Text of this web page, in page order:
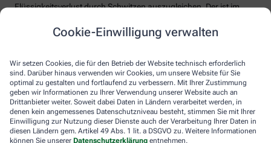
Cookie-Einwilligung verwalten
Wir setzen Cookies, die für den Betrieb der Website technisch erforderlich
sind. Darüber hinaus verwenden wir Cookies, um unsere Website für Sie
optimal zu gestalten und fortlaufend zu verbessern. Mit Ihrer Zustimmung
geben wir Informationen zu Ihrer Verwendung unserer Website auch an
Drittanbieter weiter. Soweit dabei Daten in Ländern verarbeitet werden, in
denen kein angemessenes Datenschutzniveau besteht, stimmen Sie mit Ihrer
Einwilligung zur Nutzung dieser Dienste auch der Verarbeitung Ihrer Daten in
diesen Ländern gem. Artikel 49 Abs. 1 lit. a DSGVO zu. Weitere Informationen
können Sie unserer Datenschutzerklärung entnehmen.
Flüssigkeitsverlust durch Schwitzen auszugleichen. Der ist im
Temperaturen. Trinken wir zu wenig, sind Kopfschmerzen und
Konzentrationsprobleme meist die Folge.
Weniger bekannt ist, dass ein Flüssigkeitsmangel auch anderen
Organen zusetzt. So kann Hitzestress auch ernsthaft die Nieren
schädigen – und zwar nachhaltig und auch bei gesunden
Menschen. Als Faustregel gilt: Zwei bis drei Liter täglich sollten es
sein. Die besten Durstlöscher: Mineralwasser, ungesüßte Kräuter-
und Früchtetees oder verdünnte Säfte. Auch wasserreiches Obst
und Gemüse wie Melonen, Gurken oder Tomaten kann